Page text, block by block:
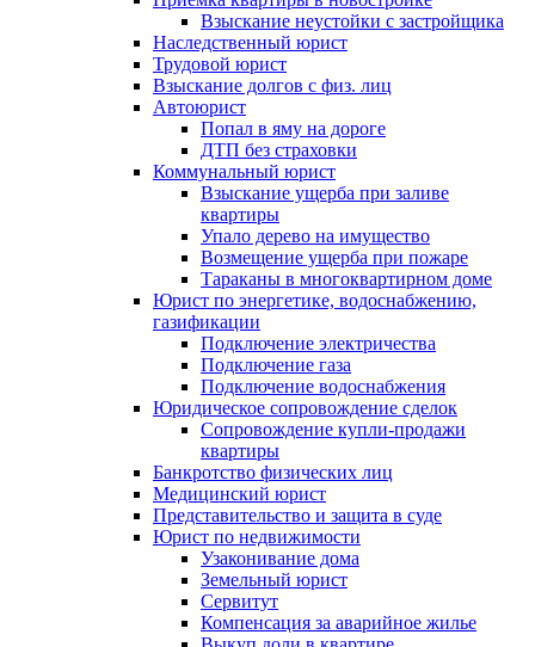
Взыскание неустойки с застройщика
Наследственный юрист
Трудовой юрист
Взыскание долгов с физ. лиц
Автоюрист
Попал в яму на дороге
ДТП без страховки
Коммунальный юрист
Взыскание ущерба при заливе
квартиры
Упало дерево на имущество
Возмещение ущерба при пожаре
Тараканы в многоквартирном доме
Юрист по энергетике, водоснабжению,
газификации
Подключение электричества
Подключение газа
Подключение водоснабжения
Юридическое сопровождение сделок
Сопровождение купли-продажи
квартиры
Банкротство физических лиц
Медицинский юрист
Представительство и защита в суде
Юрист по недвижимости
Узаконивание дома
Земельный юрист
Сервитут
Компенсация за аварийное жилье